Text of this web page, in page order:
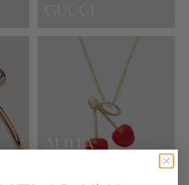
ALIITA